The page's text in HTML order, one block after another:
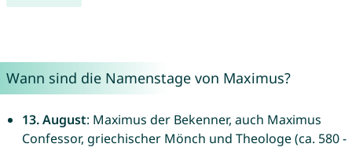
Wann sind die Namenstage von Maximus?
13. August: Maximus der Bekenner, auch Maximus
Confessor, griechischer Mönch und Theologe (ca. 580 -